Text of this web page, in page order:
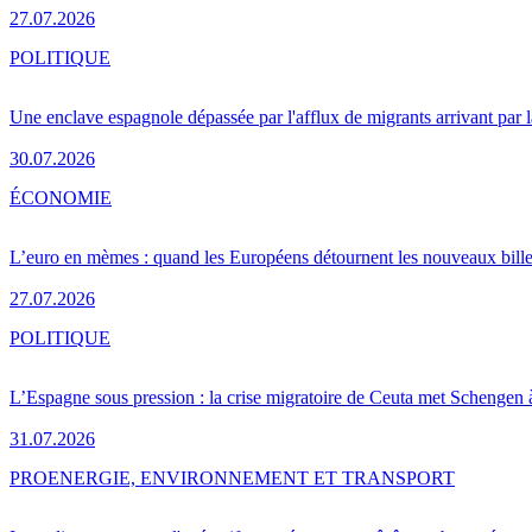
27.07.2026
Une enclave espagnole dépassée par l'afflux de migrants arrivant par
30.07.2026
POLITIQUE
L’euro en mèmes : quand les Européens détournent les nouveaux
27.07.2026
ÉCONOMIE
L’Espagne sous pression : la crise migratoire de Ceuta met Schengen
31.07.2026
POLITIQUE
PROENERGIE, ENVIRONNEMENT ET TRANSPORT